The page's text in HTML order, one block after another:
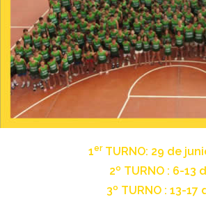
1erTURNO: 29 de
2º TURNO : 6-13
3º TURNO : 13-17